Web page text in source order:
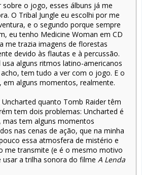
sobre o jogo, esses álbuns já me
O Tribal Jungle eu escolhi por me
e o segundo porque sempre
eu tenho Medicine Woman em CD
me trazia imagens de florestas
devido às flautas e à percussão.
alguns ritmos latino-americanos
tem tudo a ver com o jogo. E o
em alguns momentos, realmente.
quanto Tomb Raider têm
tem dois problemas: Uncharted é
tem alguns momentos
nas cenas de ação, que na minha
essa atmosfera de mistério e
me transmite (e é o mesmo motivo
usar a trilha sonora do filme A Lenda